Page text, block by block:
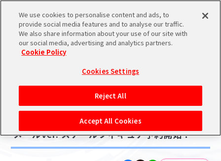
スケジュール 検索
バンダイナムコIDで
アイドルマスター ポータルへの登録について
シリアルコード・
あいことば
活動履歴
Pレポ
ニュース
グッズ
2022.03.25
【シャニマス】田中摩美々 ルフォンドゥ・ラ
メールver. スケールフィギュア予約開始！
We use cookies to personalise content and ads, to
provide social media features and to analyse our traffic.
We also share information about your use of our site with
our social media, advertising and analytics partners.
Cookie Policy
Cookies Settings
Reject All
Accept All Cookies